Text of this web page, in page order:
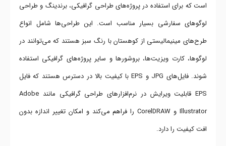
است که برای استفاده در پروژه‌های طراحی گرافیکی، برندینگ و طراحی
لوگوهای سفارشی بسیار مناسب است. این طراحی‌ها شامل انواع
طرح‌های مینیمالیستی از کوهستان با رنگ سبز هستند که می‌توانند در
لوگوها، کارت ویزیت‌ها، بروشورها و سایر پروژه‌های گرافیکی استفاده
شوند. فایل‌های JPG و EPS با کیفیت بالا در دسترس هستند که فایل
EPS قابلیت ویرایش در نرم‌افزارهای طراحی گرافیکی مانند Adobe
Illustrator و CorelDRAW را فراهم می‌کند و امکان تغییر اندازه بدون
افت کیفیت را دارد.